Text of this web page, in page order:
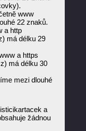
www
22 znaků.
a http
má délku 29
a https
má délku 30
mezi dlouhé
a
žádnou